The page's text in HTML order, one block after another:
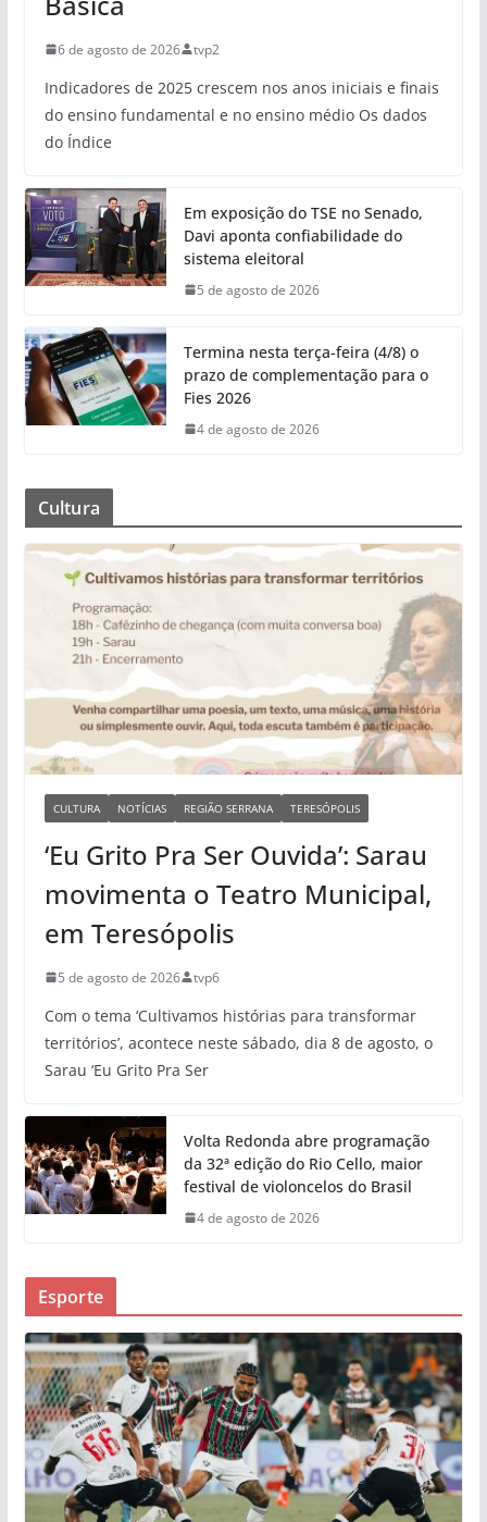
6 de agosto de 2026 tvp2
Indicadores de 2025 crescem nos anos iniciais e finais
do ensino fundamental e no ensino médio Os dados
do Índice
Em exposição do TSE no Senado,
Davi aponta confiabilidade do
sistema eleitoral
5 de agosto de 2026
Termina nesta terça-feira (4/8) o
prazo de complementação para o
Fies 2026
4 de agosto de 2026
Cultura
CULTURA NOTÍCIAS REGIÃO SERRANA TERESÓPOLIS
‘Eu Grito Pra Ser Ouvida’: Sarau
movimenta o Teatro Municipal,
em Teresópolis
5 de agosto de 2026 tvp6
Com o tema ‘Cultivamos histórias para transformar
territórios’, acontece neste sábado, dia 8 de agosto, o
Sarau ‘Eu Grito Pra Ser
Volta Redonda abre programação
da 32ª edição do Rio Cello, maior
festival de violoncelos do Brasil
4 de agosto de 2026
Esporte